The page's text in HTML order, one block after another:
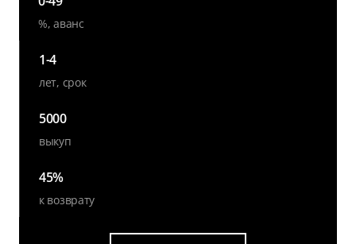
%, аванс
1-4
лет, срок
5000
выкуп
45%
к возврату